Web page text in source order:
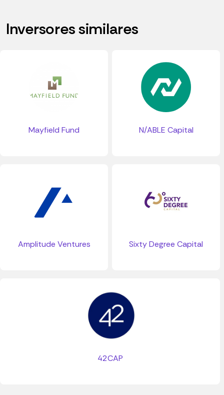
Inversores similares
Mayfield Fund N/ABLE Capital
Amplitude Ventures Sixty Degree Capital
42CAP